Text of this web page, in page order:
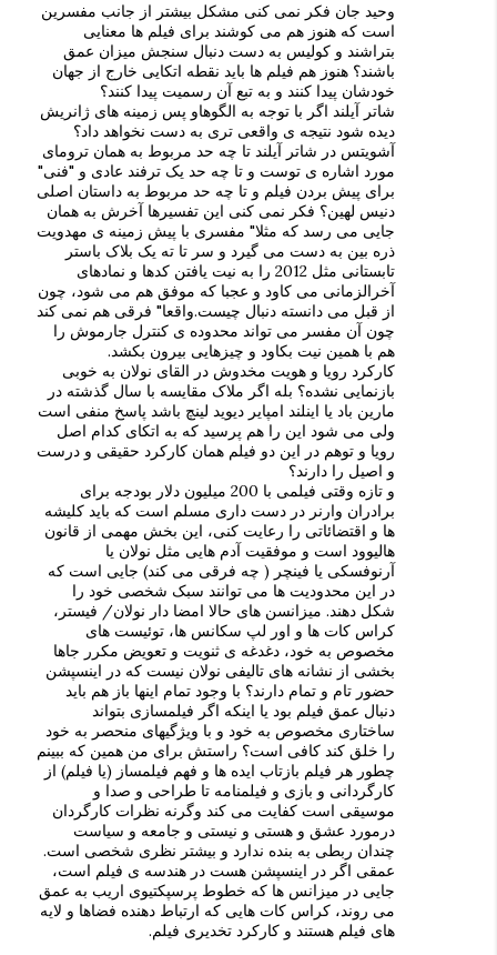
وحید جان فکر نمی کنی مشکل بیشتر از جانب مفسرین
است که هنوز هم می کوشند برای فیلم ها معنایی
بتراشند و کولیس به دست دنبال سنجش میزان عمق
باشند؟ هنوز هم فیلم ها باید نقطه اتکایی خارج از جهان
خودشان پیدا کنند و به تبع آن رسمیت پیدا کنند؟
شاتر آیلند اگر با توجه به الگوهاو پس زمینه های ژانریش
دیده شود نتیجه ی واقعی تری به دست نخواهد داد؟
آشویتس در شاتر آیلند تا چه حد مربوط به همان ترومای
مورد اشاره ی توست و تا چه حد یک ترفند عادی و "فنی"
برای پیش بردن فیلم و تا چه حد مربوط به داستان اصلی
دنیس لهین؟ فکر نمی کنی این تفسیرها آخرش به همان
جایی می رسد که مثلا" مفسری با پیش زمینه ی مهدویت
ذره بین به دست می گیرد و سر تا ته یک بلاک باستر
تابستانی مثل 2012 را به نیت یافتن کدها و نمادهای
آخرالزمانی می کاود و عجبا که موفق هم می شود، چون
از قبل می دانسته دنبال چیست.واقعا" فرقی هم نمی کند
چون آن مفسر می تواند محدوده ی کنترل جارموش را
هم با همین نیت بکاود و چیزهایی بیرون بکشد.
کارکرد رویا و هویت مخدوش در القای نولان به خوبی
بازنمایی نشده؟ بله اگر ملاک مقایسه با سال گذشته در
مارین باد یا اینلند امپایر دیوید لینچ باشد پاسخ منفی است
ولی می شود این را هم پرسید که به اتکای کدام اصل
رویا و توهم در این دو فیلم همان کارکرد حقیقی و درست
و اصیل را دارند؟
و تازه وقتی فیلمی با 200 میلیون دلار بودجه برای
برادران وارنر در دست داری مسلم است که باید کلیشه
ها و اقتضائاتی را رعایت کنی، این بخش مهمی از قانون
هالیوود است و موفقیت آدم هایی مثل نولان یا
آرنوفسکی یا فینچر ( چه فرقی می کند) جایی است که
در این محدودیت ها می توانند سبک شخصی خود را
شکل دهند. میزانسن های حالا امضا دار نولان/ فیستر،
کراس کات ها و اور لپ سکانس ها، توئیست های
مخصوص به خود، دغدغه ی ثنویت و تعویض مکرر جاها
بخشی از نشانه های تالیفی نولان نیست که در اینسپشن
حضور تام و تمام دارند؟ با وجود تمام اینها باز هم باید
دنبال عمق فیلم بود یا اینکه اگر فیلمسازی بتواند
ساختاری مخصوص به خود و با ویژگیهای منحصر به خود
را خلق کند کافی است؟ راستش برای من همین که ببینم
چطور هر فیلم بازتاب ایده ها و فهم فیلمساز (یا فیلم) از
کارگردانی و بازی و فیلمنامه تا طراحی و صدا و
موسیقی است کفایت می کند وگرنه نظرات کارگردان
درمورد عشق و هستی و نیستی و جامعه و سیاست
چندان ربطی به بنده ندارد و بیشتر نظری شخصی است.
عمقی اگر در اینسپشن هست در هندسه ی فیلم است،
جایی در میزانس ها که خطوط پرسپکتیوی اریب به عمق
می روند، کراس کات هایی که ارتباط دهنده فضاها و لایه
های فیلم هستند و کارکرد تخدیری فیلم.